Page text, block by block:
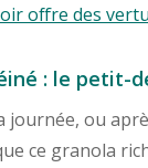
offre des
: le petit-
ou
ce granola